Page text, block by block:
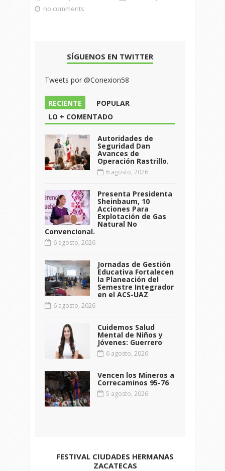
no comments
SÍGUENOS EN TWITTER
Tweets por @Conexion58
RECIENTE
POPULAR
LO + COMENTADO
Autoridades de
Seguridad Dan
Avances de
Operación Rastrillo.
6 agosto, 2026
Presenta Presidenta
Sheinbaum, 10
Acciones Para
Explotación de Gas
Natural No
Convencional.
6 agosto, 2026
Jornadas de Gestión
Educativa Fortalecen
la Planeación del
Semestre Integrador
en el ACS-UAZ
6 agosto, 2026
Cuidemos Salud
Mental de Niños y
Jóvenes: Guerrero
6 agosto, 2026
Vencen los Mineros a
Correcaminos 95-76
5 agosto, 2026
FESTIVAL CIUDADES HERMANAS
ZACATECAS